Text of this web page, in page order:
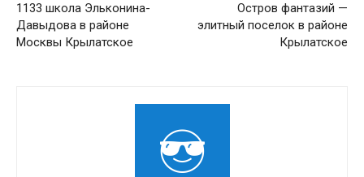
1133 школа Эльконина-
Давыдова в районе
Москвы Крылатское
Остров фантазий —
элитный поселок в районе
Крылатское